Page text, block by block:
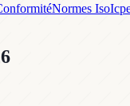
Normes Iso